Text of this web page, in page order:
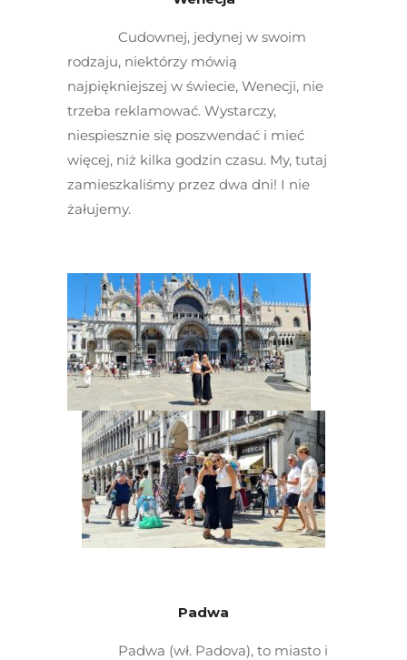
Cudownej, jedynej w swoim
rodzaju, niektórzy mówią
najpiękniejszej w świecie, Wenecji, nie
trzeba reklamować. Wystarczy,
niespiesznie się poszwendać i mieć
więcej, niż kilka godzin czasu. My, tutaj
zamieszkaliśmy przez dwa dni! I nie
żałujemy.
Padwa
Padwa (wł. Padova), to miasto i